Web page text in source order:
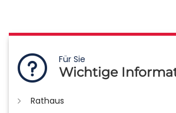
Für Sie
Wichtige
Rathaus